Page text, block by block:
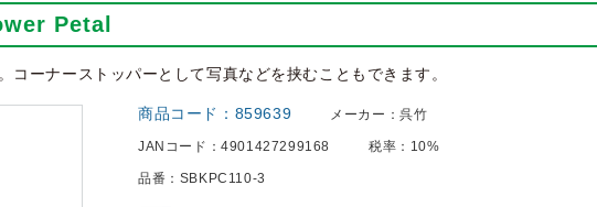
Petal
ーナーストッパーとして写真などを挟むこともできます。
商品コード： 859639 メーカー：呉竹
JANコード：4901427299168 税率： 10%
品番： SBKPC110-3